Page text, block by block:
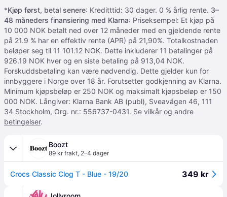
*Kjøp først, betal senere: Kreditttid: 30 dager. 0 % årlig rente. 3–
48 måneders finansiering med Klarna: Priseksempel: Et kjøp på
10 000 NOK betalt ned over 12 måneder med en gjeldende rente
på 21.9 % har en effektiv rente (APR) på 21,90%. Totalkostnaden
beløper seg til 11 101.12 NOK. Dette inkluderer 11 betalinger på
926.19 NOK hver og en siste betaling på 913,04 NOK.
Forskuddsbetaling kan være nødvendig. Dette gjelder kun for
innbyggere i Norge over 18 år. Forutsetter godkjenning av Klarna.
Minimum kjøpsbeløp er 250 NOK og maksimalt kjøpsbeløp er 150
000 NOK. Långiver: Klarna Bank AB (publ), Sveavägen 46, 111
34 Stockholm, Org. nr.: 556737-0431. Se vilkår og andre
betingelser.
Boozt
89 kr frakt, 2–4 dager
Crocs Classic Clog T - Blue - 19/20 349 kr